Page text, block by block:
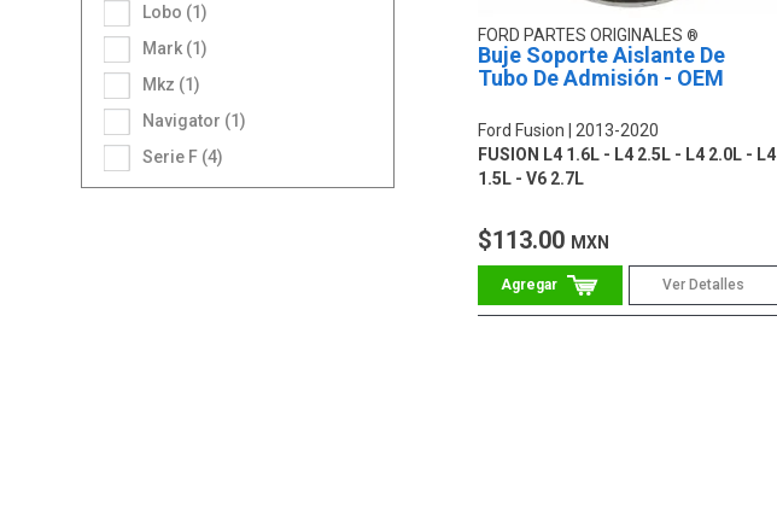
Lobo (1)
Mark (1)
Mkz (1)
Navigator (1)
Serie F (4)
FORD PARTES ORIGINALES
Buje Soporte Aislante De
Tubo De Admisión - OEM
Ford Fusion
2013-2020
FUSION L4 1.6L - L4 2.5L - L4 2.0L - L4
1.5L - V6 2.7L
$113.00 MXN
Ver Detalles